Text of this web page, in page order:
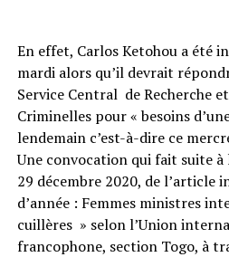
En effet, Carlos Ketohou a été
mardi alors qu’il devrait
Service Central de Recherche
Criminelles pour « besoins
lendemain c’est-à-dire ce
Une convocation qui fait suite
29 décembre 2020, de l’article
d’année : Femmes ministres
cuillères » selon l’Union
francophone, section Togo, à